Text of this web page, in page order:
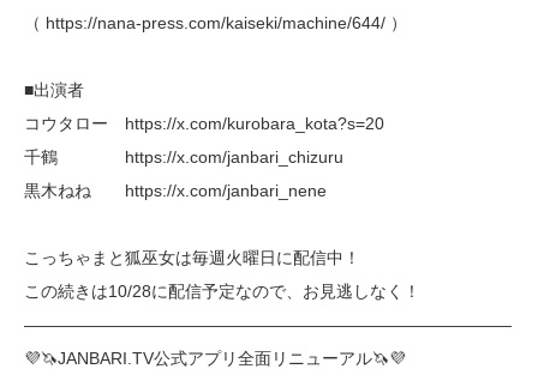
（ https://nana-press.com/kaiseki/machine/644/ ）
■出演者
コウタロー https://x.com/kurobara_kota?s=20
千鶴 https://x.com/janbari_chizuru
黒木ねね https://x.com/janbari_nene
こっちゃまと狐巫女は毎週火曜日に配信中！
この続きは10/28に配信予定なので、お見逃しなく！
―――――――――――――――――――――――――――――
💜🦄JANBARI.TV公式アプリ全面リニューアル🦄💜